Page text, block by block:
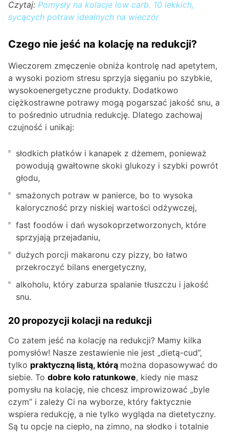
Czytaj: Pomysły na kolacje low carb. 10 lekkich,
sycących potraw idealnych na wieczór
Czego nie jeść na kolację na redukcji?
Wieczorem zmęczenie obniża kontrolę nad apetytem,
a wysoki poziom stresu sprzyja sięganiu po szybkie,
wysokoenergetyczne produkty. Dodatkowo
ciężkostrawne potrawy mogą pogarszać jakość snu, a
to pośrednio utrudnia redukcję. Dlatego zachowaj
czujność i unikaj:
słodkich płatków i kanapek z dżemem, ponieważ
powodują gwałtowne skoki glukozy i szybki powrót
głodu,
smażonych potraw w panierce, bo to wysoka
kaloryczność przy niskiej wartości odżywczej,
fast foodów i dań wysokoprzetworzonych, które
sprzyjają przejadaniu,
dużych porcji makaronu czy pizzy, bo łatwo
przekroczyć bilans energetyczny,
alkoholu, który zaburza spalanie tłuszczu i jakość
snu.
20 propozycji kolacji na redukcji
Co zatem jeść na kolację na redukcji? Mamy kilka
pomysłów! Nasze zestawienie nie jest „dietą-cud”,
tylko praktyczną listą, którą można dopasowywać do
siebie. To dobre koło ratunkowe, kiedy nie masz
pomysłu na kolację, nie chcesz improwizować „byle
czym” i zależy Ci na wyborze, który faktycznie
wspiera redukcję, a nie tylko wygląda na dietetyczny.
Są tu opcje na ciepło, na zimno, na słodko i totalnie